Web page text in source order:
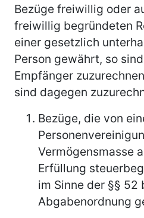
Bezüge freiwillig oder
freiwillig begründeten
einer gesetzlich
Person gewährt, so
Empfänger
sind dagegen
Bezüge, die von
Vermögensmasse
Erfüllung
im Sinne der §§ 52
Abgabenordnung